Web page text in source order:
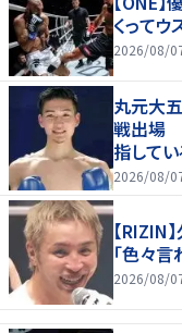
くってウ
2026/08/
丸元大
戦出場
指してい
2026/08/
【RIZIN
「色々
2026/08/